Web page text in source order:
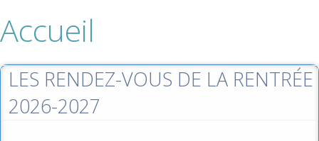
Accueil
LES RENDEZ-VOUS DE LA RENTRÉE
2026-2027